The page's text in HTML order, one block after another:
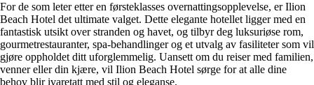
For de som leter etter en førsteklasses overnattingsopplevelse, er Ilion
Beach Hotel det ultimate valget. Dette elegante hotellet ligger med en
fantastisk utsikt over stranden og havet, og tilbyr deg luksuriøse rom,
gourmetrestauranter, spa-behandlinger og et utvalg av fasiliteter som vil
gjøre oppholdet ditt uforglemmelig. Uansett om du reiser med familien,
venner eller din kjære, vil Ilion Beach Hotel sørge for at alle dine
behov blir ivaretatt med stil og eleganse.